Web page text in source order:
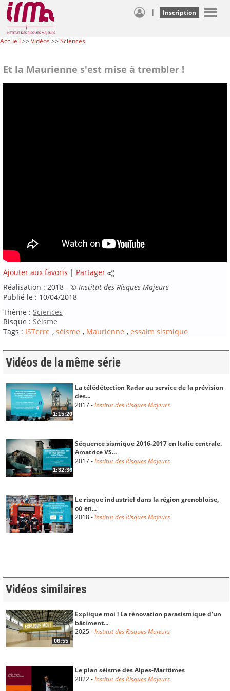
| Inscription
Accueil >>Vidéos>>Sciences
Et la Maurienne s'est mise à trembler !
Ajouter aux favoris | Partager
Réalisation : 2018 - © Institut des Risques Majeurs
Publié le : 10/04/2018
Thème : Sciences
Risque : Séisme
Tags : ISTerre , séisme , Maurienne , essaim sismique
Vidéos de la même série
1:15:20
La télédétection Radar au service de la prévision
des...
2017-Institut des Risques Majeurs
1:32:36
Séquence sismique 2016-2017 en Italie centrale.
Amatrice VS...
2017-Institut des Risques Majeurs
Le risque industriel dans la région grenobloise,
où en...
2018-Institut des Risques Majeurs
Vidéos similaires
06:55
Explique moi ! La rénovation parasismique d'un
bâtiment...
2025-Institut des Risques Majeurs
Le plan séisme des Alpes-Maritimes
2022-Institut des Risques Majeurs